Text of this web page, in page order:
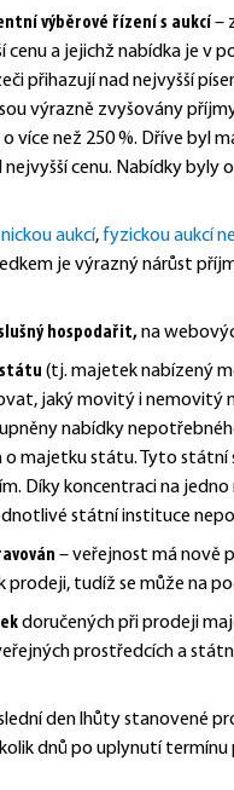
výběrové řízení s aukcí–
a jejichž nabídka je v
přihazují nad nejvyšší
výrazně zvyšovány
více než 250 %. Dříve byl
cenu. Nabídky
aukcí, fyzickou aukcí
je výrazný nárůst
hospodařit,na
(tj. majetek nabízený
jaký movitý i nemovitý
nabídky
majetku státu. Tyto státní
Díky koncentraci na jedno
státní instituce
– veřejnost má nově
tudíž se může na
doručených při prodeji
prostředcích a
den lhůty stanovené
dnů po uplynutí termínu